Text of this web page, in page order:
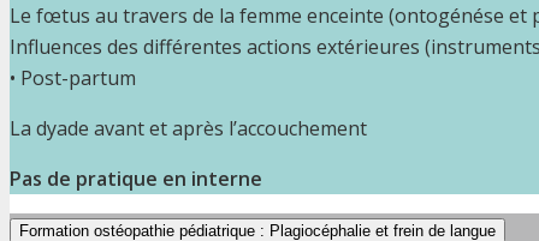
Le fœtus au travers de la femme enceinte (ontogénése et
Influences des différentes actions extérieures
• Post-partum
La dyade avant et après l’accouchement
Pas de pratique en interne
Formation ostéopathie pédiatrique : Plagiocéphalie et frein de langue